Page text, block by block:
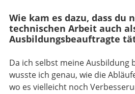
Wie kam es dazu, dass du
technischen Arbeit auch
Ausbildungsbeauftragte
Da ich selbst meine Ausbildung
wusste ich genau, wie die
wo es vielleicht noch